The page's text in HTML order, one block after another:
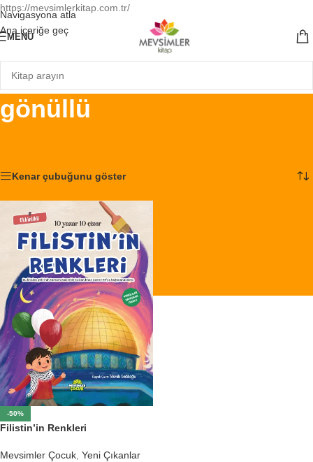
https://mevsimlerkitap.com.tr/
Navigasyona atla
Ana içeriğe geç
MENÜ
gönüllü
Kenar çubuğunu göster
-50%
Filistin’in Renkleri
Mevsimler Çocuk, Yeni Çıkanlar